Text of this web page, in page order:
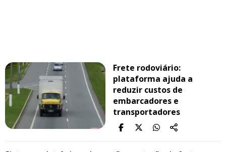
Frete rodoviário:
plataforma ajuda a
reduzir custos de
embarcadores e
transportadores